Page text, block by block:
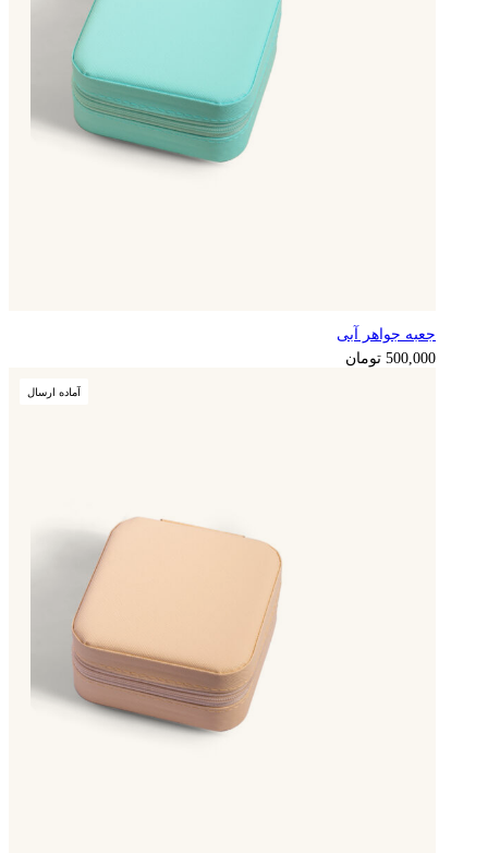
125,000
جعبه جواهر آبی
500,000 تومان
آماده ارسال